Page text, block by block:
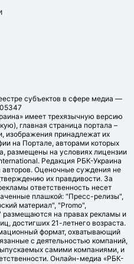
субъектов в сфере медиа —
имеет трехязычную версию
главная страница портала –
изображения принадлежат их
на Портале, авторами которых
размещены на условиях лицензии
Редакция РБК-Украина
авторов. Оценочные суждения не
их правдивости. За
ответственность несет
плашкой: "Пресс-релизы",
материал", "Promo",
размещаются на правах рекламы и
достигших 21-летнего возраста.
формат, охватывающий
с деятельностью компаний,
самими компаниями, и
Онлайн-медиа «РБК-